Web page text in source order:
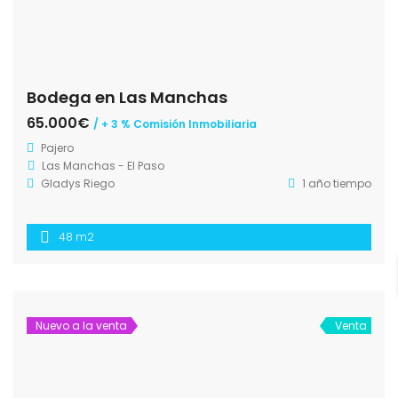
Bodega en Las Manchas
65.000€ / + 3 % Comisión Inmobiliaria
Pajero
Las Manchas - El Paso
Gladys Riego
1 año tiempo
48 m2
Nuevo a la venta Venta